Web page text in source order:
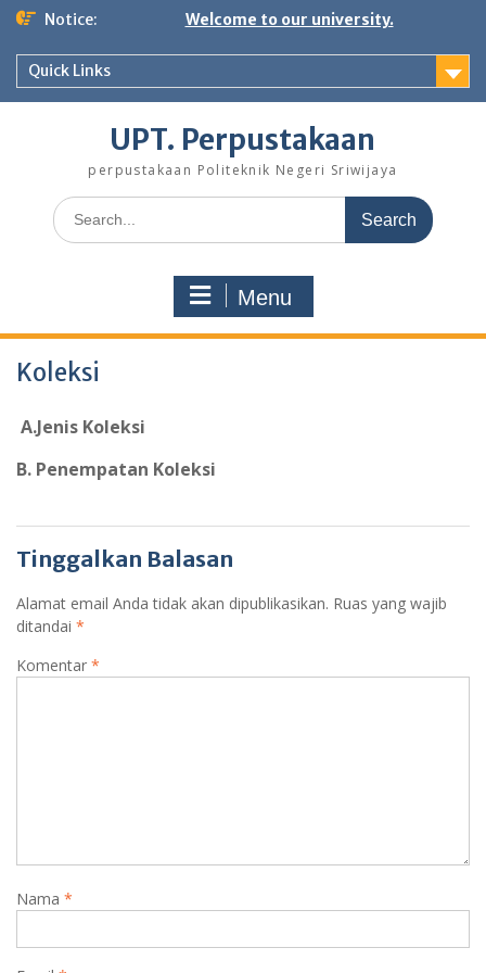
Notice: Welcome to our university.
Quick Links
UPT. Perpustakaan
perpustakaan Politeknik Negeri Sriwijaya
Menu
Koleksi
A.Jenis Koleksi
B. Penempatan Koleksi
Tinggalkan Balasan
Alamat email Anda tidak akan dipublikasikan. Ruas yang wajib
ditandai *
Komentar *
Nama *